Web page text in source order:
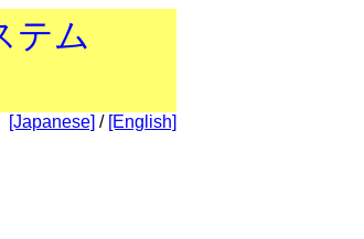
テム
[Japanese] / [English]